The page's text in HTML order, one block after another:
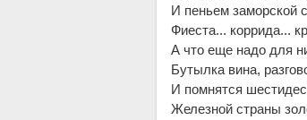
И пеньем заморской
Фиеста... коррида...
А что еще надо для
Бутылка вина,
И помнятся
Железной страны